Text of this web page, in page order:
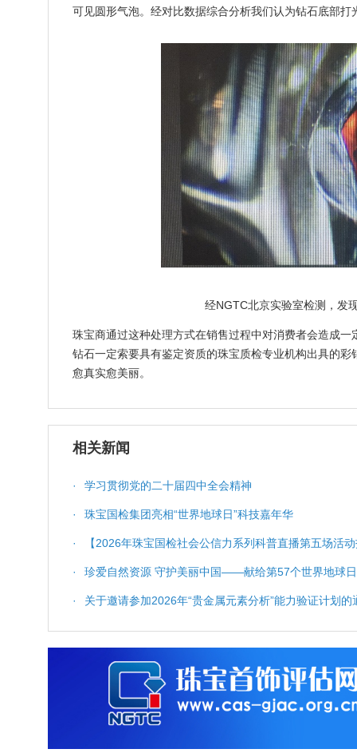
可见圆形气泡。经对比数据综合分析我们认为钻石底部
经NGTC北京实验室检测，发
珠宝商通过这种处理方式在销售过程中对消费者会造成
钻石一定索要具有鉴定资质的珠宝质检专业机构出具的
愈真实愈美丽。
相关新闻
· 学习贯彻党的二十届四中全会精神
· 珠宝国检集团亮相“世界地球日”科技嘉年华
· 【2026年珠宝国检社会公信力系列科普直播第五场活
科普服务与质量保障
· 珍爱自然资源 守护美丽中国——献给第57个世界地球日
· 关于邀请参加2026年“贵金属元素分析”能力验证计划的